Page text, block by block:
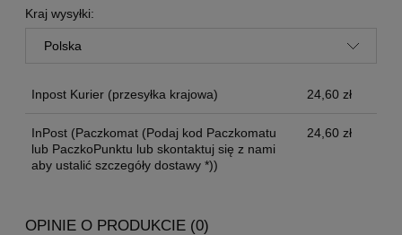
PŁATNOŚCI
Kraj wysyłki:
Inpost Kurier (przesyłka krajowa) 24,60 zł
InPost (Paczkomat (Podaj kod Paczkomatu
lub PaczkoPunktu lub skontaktuj się z nami
aby ustalić szczegóły dostawy *))
24,60 zł
OPINIE O PRODUKCIE (0)